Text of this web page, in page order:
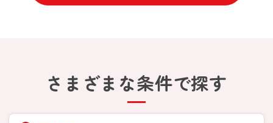
さまざまな条件で探す